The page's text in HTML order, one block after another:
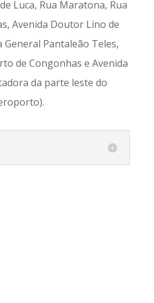
Luca, Rua Maratona, Rua
Avenida Doutor Lino de
General Pantaleão Teles,
de Congonhas e Avenida
da parte leste do